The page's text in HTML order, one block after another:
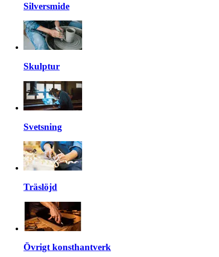
Silversmide
Skulptur
Svetsning
Träslöjd
Övrigt konsthantverk